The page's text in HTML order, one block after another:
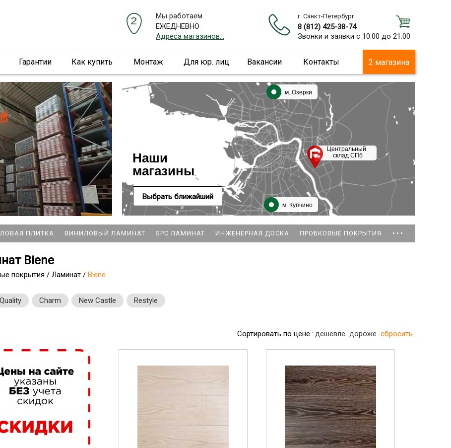
г. Санкт-Петербург
8 (812) 425-38-74
Звонки и заявки с 10:00 до 21:00
Мы работаем
ЕЖЕДНЕВНО
Адреса магазинов...
Гарантии Как купить Монтаж Для юр. лиц Вакансии Контакты 2 магазина
Наши
магазины
м. Озерки
м. Купчино
Центральный
склад СПб
Выбрать ближайший
ПЛИТКА ВИНИЛОВЫЙ ЛАМИНАТ SPC ЛАМИНАТ ИНЖЕНЕРНАЯ ДОСКА ПРОБКОВЫЕ ПОКРЫТИЯ ...
Biene
покрытия / Ламинат / Biene
Charm New Castle Restyle
Сортировать по цене : дешевле дороже сбросить